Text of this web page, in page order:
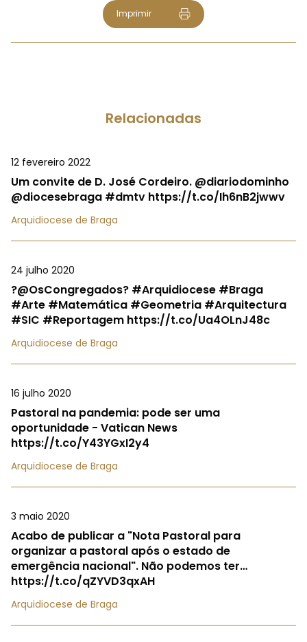
Imprimir
Relacionadas
12 fevereiro 2022
Um convite de D. José Cordeiro. @diariodominho
@diocesebraga #dmtv https://t.co/Ih6nB2jwwv
Arquidiocese de Braga
24 julho 2020
?@OsCongregados? #Arquidiocese #Braga
#Arte #Matemática #Geometria #Arquitectura
#SIC #Reportagem https://t.co/Ua4OLnJ48c
Arquidiocese de Braga
16 julho 2020
Pastoral na pandemia: pode ser uma
oportunidade - Vatican News
https://t.co/Y43YGxI2y4
Arquidiocese de Braga
3 maio 2020
Acabo de publicar a "Nota Pastoral para
organizar a pastoral após o estado de
emergência nacional". Não podemos ter…
https://t.co/qZYVD3qxAH
Arquidiocese de Braga